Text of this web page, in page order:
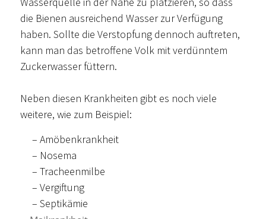
die Bienen ausreichend Wasser zur Verfügung
haben. Sollte die Verstopfung dennoch auftreten,
kann man das betroffene Volk mit verdünntem
Zuckerwasser füttern.
Neben diesen Krankheiten gibt es noch viele
weitere, wie zum Beispiel:
– Amöbenkrankheit
– Nosema
– Tracheenmilbe
– Vergiftung
– Septikämie